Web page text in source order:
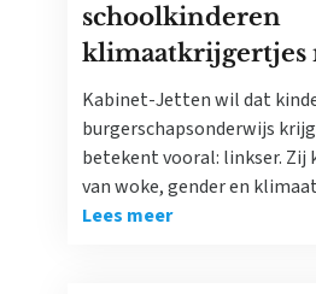
schoolkinderen
klimaatkrijgertjes
Kabinet-Jetten wil dat
burgerschapsonderwijs
betekent vooral: linkser. Zij
van woke, gender en
Lees meer